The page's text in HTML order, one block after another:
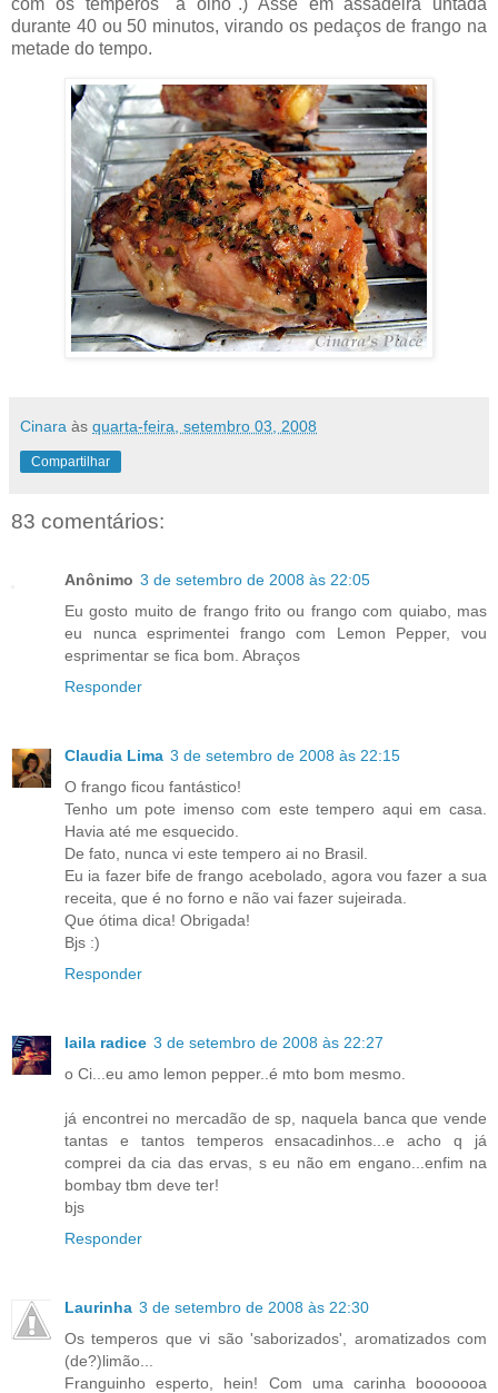
durante 40 ou 50 minutos, virando os pedaços de frango na
metade do tempo.
Cinara às quarta-feira, setembro 03, 2008
Compartilhar
83 comentários:
Anônimo 3 de setembro de 2008 às 22:05
Eu gosto muito de frango frito ou frango com quiabo, mas
eu nunca esprimentei frango com Lemon Pepper, vou
esprimentar se fica bom. Abraços
Responder
Claudia Lima 3 de setembro de 2008 às 22:15
O frango ficou fantástico!
Tenho um pote imenso com este tempero aqui em casa.
Havia até me esquecido.
De fato, nunca vi este tempero ai no Brasil.
Eu ia fazer bife de frango acebolado, agora vou fazer a sua
receita, que é no forno e não vai fazer sujeirada.
Que ótima dica! Obrigada!
Bjs :)
Responder
laila radice 3 de setembro de 2008 às 22:27
o Ci...eu amo lemon pepper..é mto bom mesmo.
já encontrei no mercadão de sp, naquela banca que vende
tantas e tantos temperos ensacadinhos...e acho q já
comprei da cia das ervas, s eu não em engano...enfim na
bombay tbm deve ter!
bjs
Responder
Laurinha 3 de setembro de 2008 às 22:30
Os temperos que vi são 'saborizados', aromatizados com
(de?)limão...
Franguinho esperto, hein! Com uma carinha booooooa